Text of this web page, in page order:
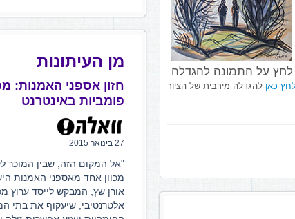
לחץ על התמונה להגדלה
כאן להגדלה מירבית של הציור
מן העיתונות
חזון אספני האמנות:
פומביות באינטרנט
27 בינואר 2015
"אל המקום הזה, שבין המוכר
מכוון אחד מאספני האמנות
אורן שץ, המבקש לייסד ערוץ
אלטרנטיבי, שיעקוף את בתי